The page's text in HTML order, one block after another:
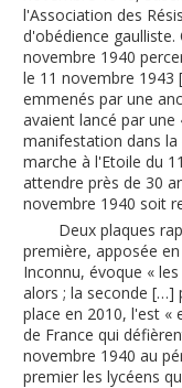
l'Association des
d'obédience
novembre 1940
le 11 novembre
emmenés par une
avaient lancé par
manifestation dans
marche à l'Etoile du
attendre près de 30
novembre 1940 soit
Deux plaques
première, apposée
Inconnu, évoque «
alors ; la seconde […]
place en 2010, l'est «
de France qui
novembre 1940 au
premier les lycéens